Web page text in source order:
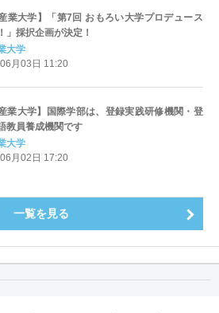
産業大学】「第7回 おもろい大学プロデュース
」採択企画が決定！
大学
月03日 11:20
産業大学】国際学部は、登録実践研修機関・登
教員養成機関です
大学
月02日 17:20
一覧を見る